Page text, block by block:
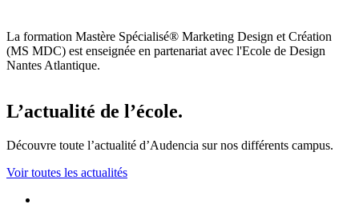
La formation Mastère Spécialisé® Marketing Design et Création
(MS MDC) est enseignée en partenariat avec l'Ecole de Design
Nantes Atlantique.
L’actualité de l’école.
Découvre toute l’actualité d’Audencia sur nos différents campus.
Voir toutes les actualités